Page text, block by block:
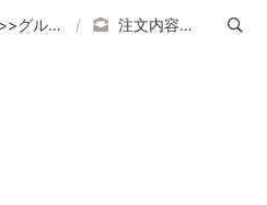
>>グループ設定など各種設定はこちら / 注文内容変更（解約など）の通知メール（⚠️一部スタンダードプラン以上限定）